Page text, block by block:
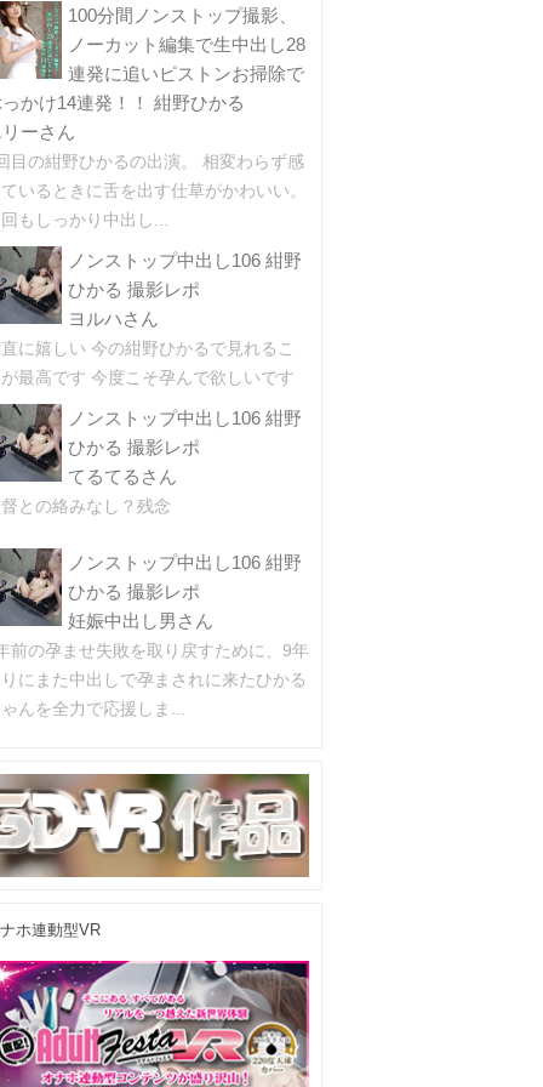
100分間ノンストップ撮影、
ノーカット編集で生中出し28
連発に追いピストンお掃除で
かけ14連発！！ 紺野ひかる
ーさん
目の紺野ひかるの出演。 相変わらず感
いるときに舌を出す仕草がかわいい。
もしっかり中出し...
ノンストップ中出し106 紺野
ひかる 撮影レポ
ヨルハさん
に嬉しい 今の紺野ひかるで見れるこ
最高です 今度こそ孕んで欲しいです
ノンストップ中出し106 紺野
ひかる 撮影レポ
てるてるさん
との絡みなし？残念
ノンストップ中出し106 紺野
ひかる 撮影レポ
妊娠中出し男さん
前の孕ませ失敗を取り戻すために、9年
にまた中出しで孕まされに来たひかる
んを全力で応援しま...
ホ連動型VR